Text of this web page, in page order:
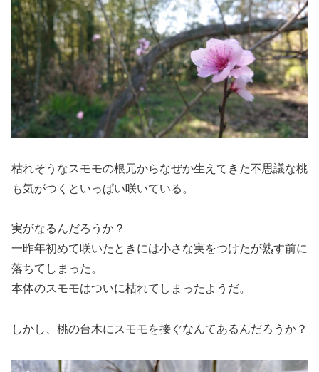
枯れそうなスモモの根元からなぜか生えてきた不思議な桃
も気がつくといっぱい咲いている。
実がなるんだろうか？
一昨年初めて咲いたときには小さな実をつけたが熟す前に
落ちてしまった。
本体のスモモはついに枯れてしまったようだ。
しかし、桃の台木にスモモを接ぐなんてあるんだろうか？